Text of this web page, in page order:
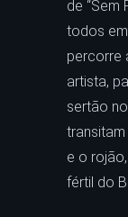
de “Sem
todos em
percorre
artista,
sertão
e o
fértil do